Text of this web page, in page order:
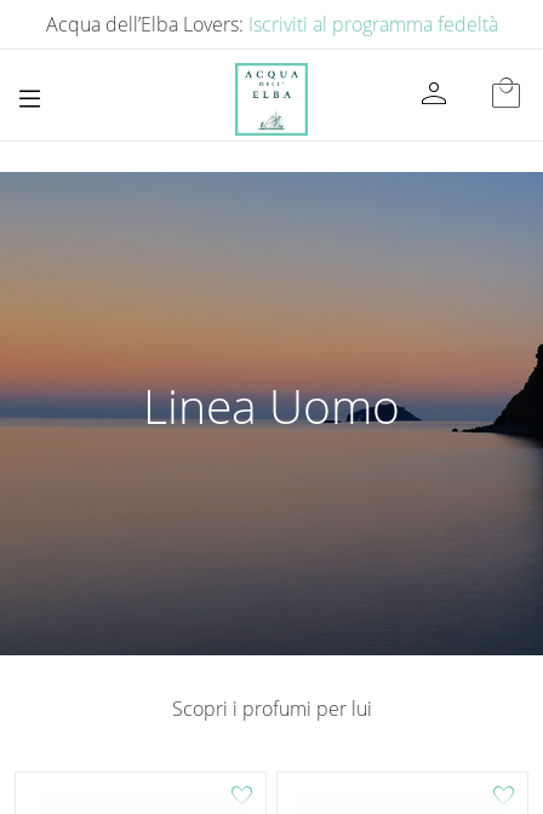
Acqua dell’Elba Lovers: Iscriviti al programma fedeltà
person local_mall
Linea Uomo
Scopri i profumi per lui
favorite favorite